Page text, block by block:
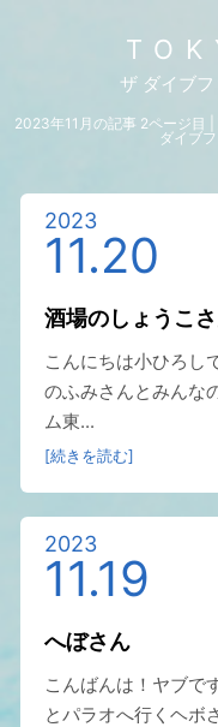
ザ ダイブ
2023年11月の記事 2ページ目
ダイブ
2023
11.20
酒場のしょうこ
こんにちは小ひろし
のふみさんとみんな
ム東...
[続きを読む]
2023
11.19
へぼさん
こんばんは！ヤブで
とパラオへ行くヘボ